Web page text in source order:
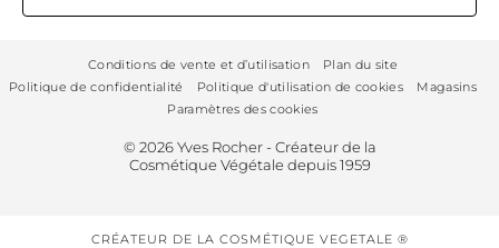
Conditions de vente et d’utilisation
Plan du site
Politique de confidentialité
Politique d'utilisation de cookies
Magasins
Paramètres des cookies
© 2026 Yves Rocher - Créateur de la
Cosmétique Végétale depuis 1959
CRÉATEUR DE LA COSMÉTIQUE VEGETALE ®